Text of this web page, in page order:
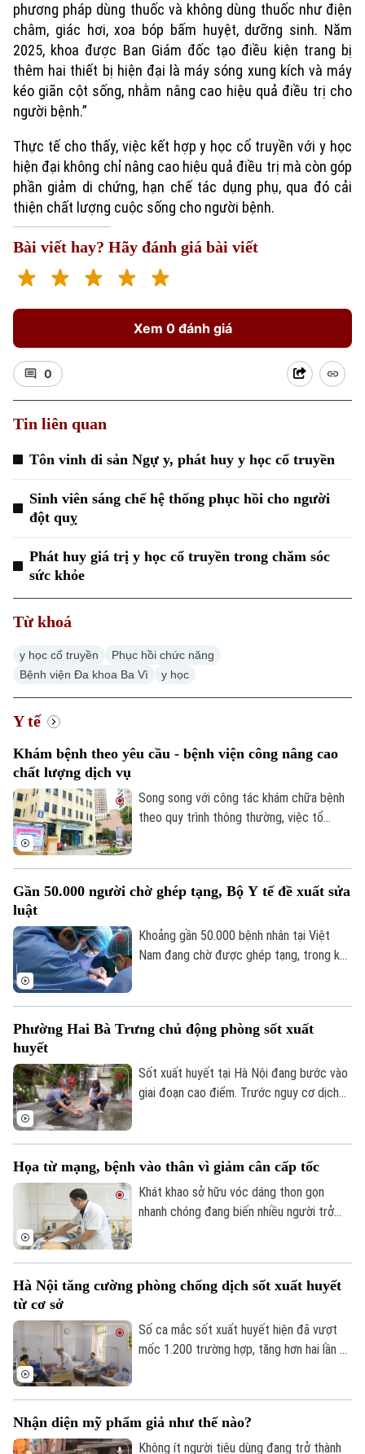
Xu hướng
Chuyên mục
phương pháp dùng thuốc và không dùng thuốc như điện
châm, giác hơi, xoa bóp bấm huyệt, dưỡng sinh. Năm
2025, khoa được Ban Giám đốc tạo điều kiện trang bị
thêm hai thiết bị hiện đại là máy sóng xung kích và máy
kéo giãn cột sống, nhằm nâng cao hiệu quả điều trị cho
người bệnh.”
Thực tế cho thấy, việc kết hợp y học cổ truyền với y học
hiện đại không chỉ nâng cao hiệu quả điều trị mà còn góp
phần giảm di chứng, hạn chế tác dụng phụ, qua đó cải
thiện chất lượng cuộc sống cho người bệnh.
Bài viết hay? Hãy đánh giá bài viết
Xem 0 đánh giá
0
Tin liên quan
Tôn vinh di sản Ngự y, phát huy y học cổ truyền
Sinh viên sáng chế hệ thống phục hồi cho người
đột quỵ
Phát huy giá trị y học cổ truyền trong chăm sóc
sức khỏe
Từ khoá
y học cổ truyền
Phục hồi chức năng
Bệnh viện Đa khoa Ba Vì
y học
Y tế
Khám bệnh theo yêu cầu - bệnh viện công nâng cao
chất lượng dịch vụ
Song song với công tác khám chữa bệnh
theo quy trình thông thường, việc tổ
vụ khám bệnh tại bệnh viện công với thời
Gần 50.000 người chờ ghép tạng, Bộ Y tế đề xuất sửa
luật
Khoảng gần 50.000 bệnh nhân tại Việt
Nam đang chờ được ghép tạng, trong khi
cơ thể người và hiến, lấy xác, sau gần 20
Phường Hai Bà Trưng chủ động phòng sốt xuất
huyết
Sốt xuất huyết tại Hà Nội đang bước vào
giai đoạn cao điểm. Trước nguy cơ dịch
Bà Trưng.
Họa từ mạng, bệnh vào thân vì giảm cân cấp tốc
Khát khao sở hữu vóc dáng thon gọn
nhanh chóng đang biến nhiều người trở
truyền miệng và sản phẩm thần thần thánh
mà là chính sức khỏe và tính mạng.
Hà Nội tăng cường phòng chống dịch sốt xuất huyết
từ cơ sở
Số ca mắc sốt xuất huyết hiện đã vượt
mốc 1.200 trường hợp, tăng hơn hai lần so
Nội đã thành lập 46 đoàn công tác, trực
tiếp kiểm tra tại 91 xã, phường có ghi
Nhận diện mỹ phẩm giả như thế nào?
Không ít người tiêu dùng đang trở thành